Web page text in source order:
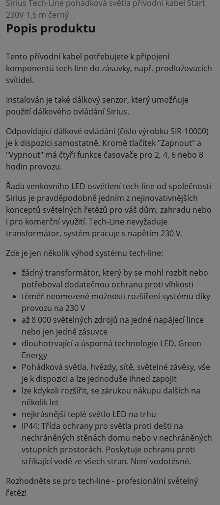
Sirius Tech-Line pohádková světla přívodní kabel Start
230V 1,5 m černý
Popis produktu
Tento přívodní kabel potřebujete k připojení
komponentů tech-line do zásuvky, např. prodlužovacích
svítidel.
Instalován je také dálkový senzor, který umožňuje
použití dálkového ovládání Sirius.
Odpovídající dálkové ovládání (číslo výrobku SIR-10000)
je k dispozici samostatně. Kromě tlačítek "Zapnout" a
"Vypnout" má čtyři funkce časovače pro 2, 4, 6 nebo 8
hodin provozu.
Řada venkovního LED osvětlení tech-line od společnosti
Sirius je pravděpodobně jedním z nejinovativnějších
konceptů světelných řetězů pro váš dům, zahradu nebo
i pro komerční využití. Tech-Line nevyžaduje
transformátor, systém pracuje s napětím 230 V.
Zde je jen několik výhod systému tech-line:
žádný transformátor, který by se mohl rozbít nebo
potřeboval dodatečnou ochranu proti vlhkosti
téměř neomezené možnosti rozšíření systému díky
provozu na 230 V
až 8 000 světelných zdrojů na jedné napájecí lince
nebo jen jedné zásuvce
dlouhotrvající a úsporná technologie LED, Green
Energy
Pohádková světla, hvězdy, sítě, světelné závěsy, vše
je k dispozici a lze jednoduše ihned zapojit
lze kdykoli rozšířit, se zárukou nákupu dalších na
několik let
nejkrásnější teplé světlo LED na trhu
IP44: Třída ochrany pro světla proti dešti na
nechráněných stěnách domu nebo v nechráněných
vstupních prostorách. Poskytuje ochranu proti
stříkající vodě ze všech stran. Není vodotěsné.
Rozhodněte se pro tech-line - profesionální světelný
řetěz!